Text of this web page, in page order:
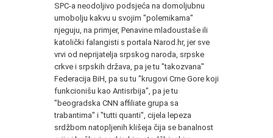
SPC-a neodoljivo podsjeća na domoljubnu
umobolju kakvu u svojim "polemikama"
njeguju, na primjer, Penavine mladoustaše ili
katolički falangisti s portala Narod.hr, jer sve
vrvi od neprijatelja srpskog naroda, srpske
crkve i srpskih država, pa je tu "takozvana"
Federacija BiH, pa su tu "krugovi Crne Gore koji
funkcionišu kao Antisrbija", pa je tu
"beogradska CNN affiliate grupa sa
trabantima" i "tutti quanti", cijela lepeza
srdžbom natopljenih klišeja čija se banalnost